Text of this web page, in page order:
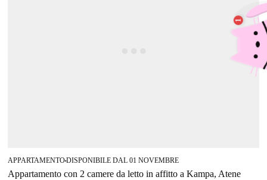
APPARTAMENTO■DISPONIBILE DAL 01 NOVEMBRE
Appartamento con 2 camere da letto in affitto a Kampa, Atene